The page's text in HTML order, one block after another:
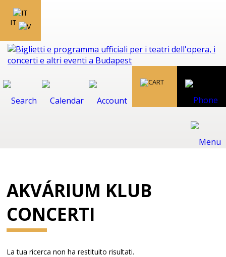
IT
AKVÁRIUM KLUB
CONCERTI
La tua ricerca non ha restituito risultati.